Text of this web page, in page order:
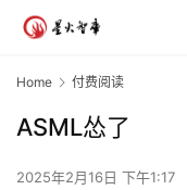
Home 付费阅读
ASML怂了
2025年2月16日 下午1:17